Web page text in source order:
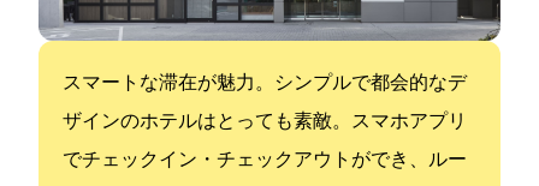
スマートな滞在が魅力。シンプルで都会的なデ
ザインのホテルはとっても素敵。スマホアプリ
でチェックイン・チェックアウトができ、ルー